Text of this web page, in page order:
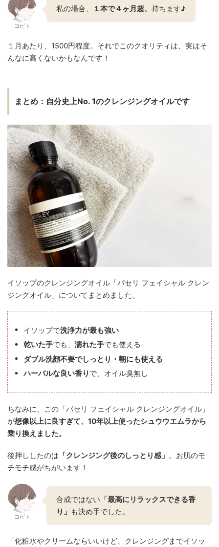
コビト
私の場合、 １本で４ヶ月超、 持ちます♪
１月あたり、1500円程度。それでこのクオリティは、実はそ
んなに高くないかもなんです！
まとめ：自分史上No. 1のクレンジングオイルです
イソップのクレンジングオイル「パセリ フェイシャル クレン
ジングオイル」についてまとめました。
イソップで洗浄力が最も強い
乾いた手でも、 濡れた手でも使える
ダブル洗顔不要でしっとり・朝にも使える
ハーバルな良い香り で、オイル臭無し
ちなみに、この「パセリ フェイシャル クレンジングオイル」
が想像以上に良すぎて、10年以上使ったシュウウエムラから
乗り換えました。
後押ししたのは 「クレンジング後のしっとり感」 。お肌のモ
チモチ感がちがいます！
コビト
合成ではない 「最高にリラックスできる香
り」 も決め手でした。
「化粧水やクリームならいいけど、クレンジングまでイソッ